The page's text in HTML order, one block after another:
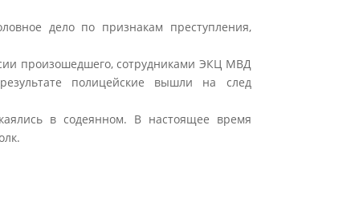
дело по признакам преступления,
произошедшего, сотрудниками ЭКЦ МВД
полицейские вышли на след
в содеянном. В настоящее время